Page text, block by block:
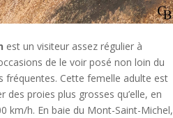
est un visiteur assez régulier à
de le voir posé non loin du
fréquentes. Cette femelle adulte est
des proies plus grosses qu’elle, en
km/h. En baie du Mont-Saint-Michel,